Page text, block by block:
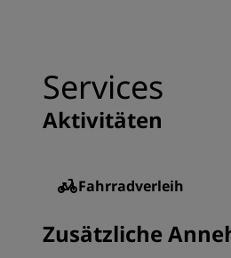
Services
Aktivitäten
Fahrradverleih
Zusätzliche